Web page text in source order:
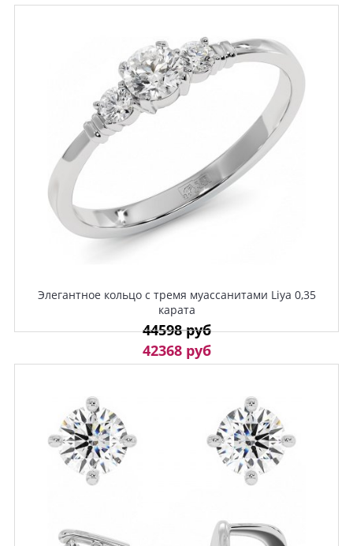
Элегантное кольцо с тремя муассанитами Liya 0,35
карата
44598 руб
42368 руб